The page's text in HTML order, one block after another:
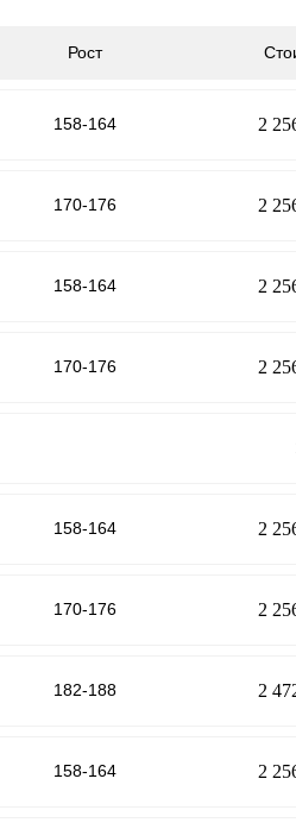
Рост
158-164 2
170-176 2
158-164 2
170-176 2
158-164 2
170-176 2
182-188 2
158-164 2